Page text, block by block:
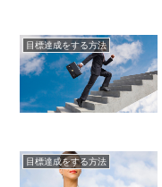
目標達成をする方法
目標達成をする方法